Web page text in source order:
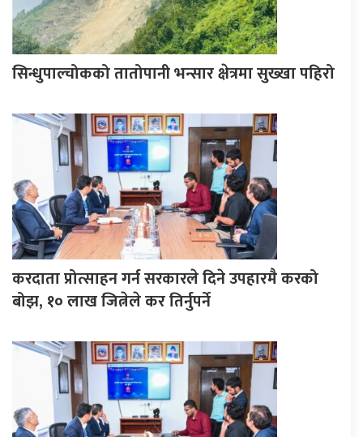
सिन्धुपाल्चोकको तातोपानी भन्सार क्षेत्रमा सुख्खा पहिरो
करदाता प्रोत्साहन गर्न सरकारले दिने उपहारमै करको
बोझ, १० लाख जित्नेले कर तिर्नुपर्ने